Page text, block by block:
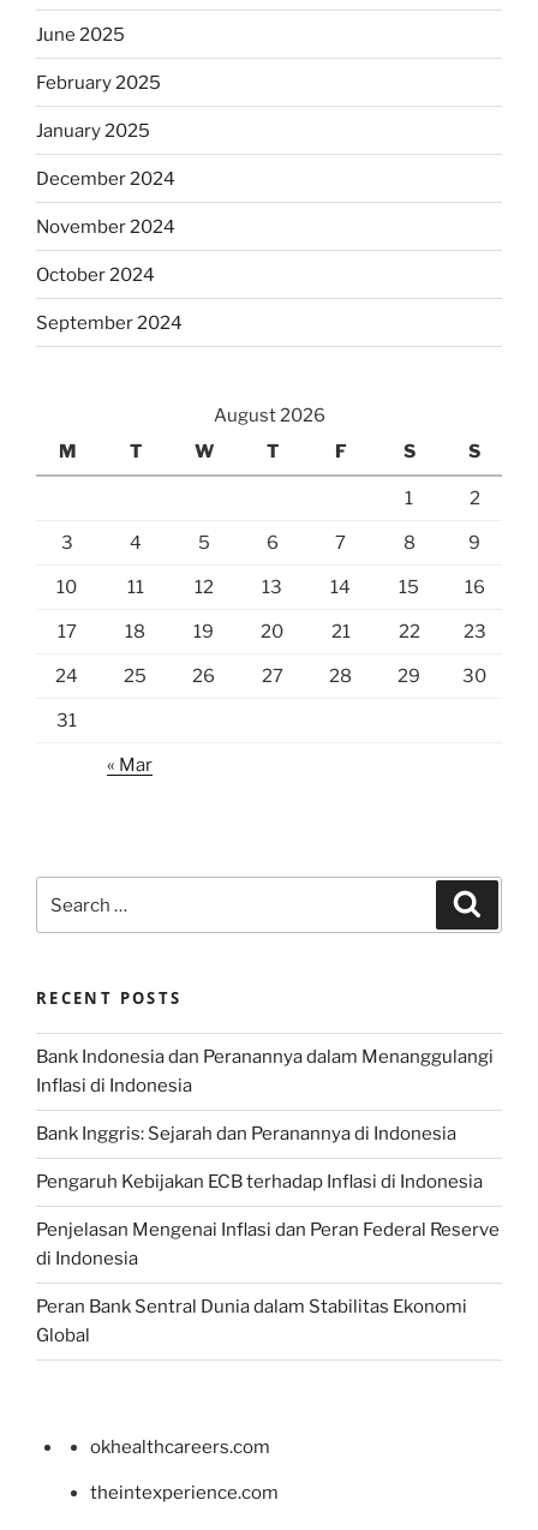
June 2025
February 2025
January 2025
December 2024
November 2024
October 2024
September 2024
August 2026
M
T W T F S S
1 2
3 4 5 6 7 8 9
10 11 12 13 14 15 16
17 18 19 20 21 22 23
24 25 26 27 28 29 30
31
« Mar
for:
RECENT POSTS
Bank Indonesia dan Peranannya dalam Menanggulangi
Inflasi di Indonesia
Bank Inggris: Sejarah dan Peranannya di Indonesia
Pengaruh Kebijakan ECB terhadap Inflasi di Indonesia
Penjelasan Mengenai Inflasi dan Peran Federal Reserve
di Indonesia
Peran Bank Sentral Dunia dalam Stabilitas Ekonomi
Global
okhealthcareers.com
theintexperience.com